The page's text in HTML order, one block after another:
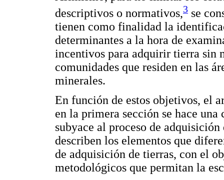
descriptivos o normativos,3 se
tienen como finalidad la
determinantes a la hora de
incentivos para adquirir tierra sin
comunidades que residen en las
minerales.
En función de estos objetivos, el
en la primera sección se hace
subyace al proceso de
describen los elementos que
de adquisición de tierras, con el
metodológicos que permitan la